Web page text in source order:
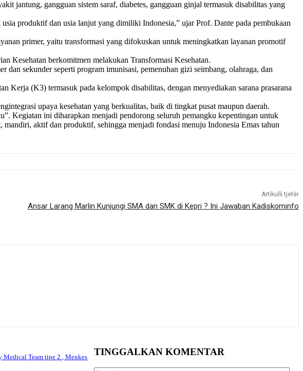
jantung, gangguan sistem saraf, diabetes, gangguan ginjal termasuk disabilitas yang
produktif dan usia lanjut yang dimiliki Indonesia,” ujar Prof. Dante pada pembukaan
primer, yaitu transformasi yang difokuskan untuk meningkatkan layanan promotif
Kesehatan berkomitmen melakukan Transformasi Kesehatan.
sekunder seperti program imunisasi, pemenuhan gizi seimbang, olahraga, dan
Kerja (K3) termasuk pada kelompok disabilitas, dengan menyediakan sarana prasarana
upaya kesehatan yang berkualitas, baik di tingkat pusat maupun daerah.
Kegiatan ini diharapkan menjadi pendorong seluruh pemangku kepentingan untuk
aktif dan produktif, sehingga menjadi fondasi menuju Indonesia Emas tahun
Artikulli tjetër
Ansar Larang Marlin Kunjungi SMA dan SMK di Kepri ? Ini Jawaban Kadiskominfo
Medical Team tipe 2 , Menkes
TINGGALKAN KOMENTAR